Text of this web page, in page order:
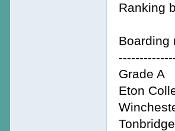
Ranking
Boarding
Grade A
Eton